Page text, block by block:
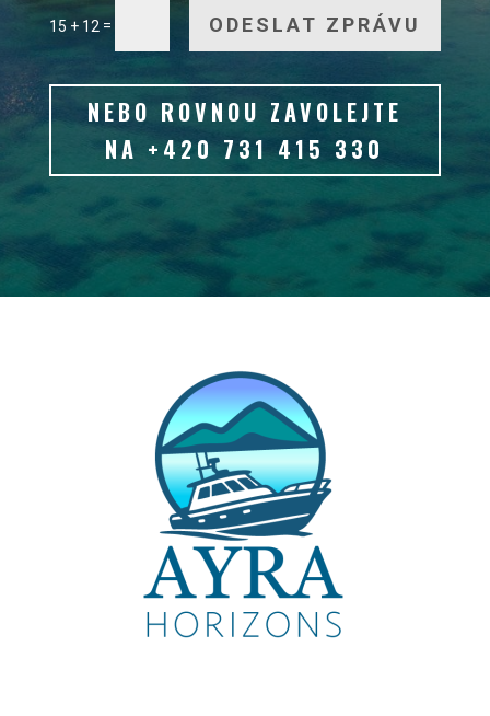
15 + 12 = ODESLAT ZPRÁVU
NEBO ROVNOU ZAVOLEJTE
NA +420 731 415 330